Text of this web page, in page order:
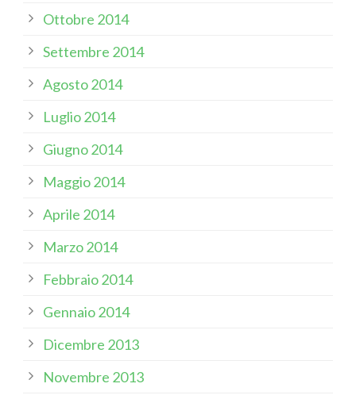
Ottobre 2014
Settembre 2014
Agosto 2014
Luglio 2014
Giugno 2014
Maggio 2014
Aprile 2014
Marzo 2014
Febbraio 2014
Gennaio 2014
Dicembre 2013
Novembre 2013